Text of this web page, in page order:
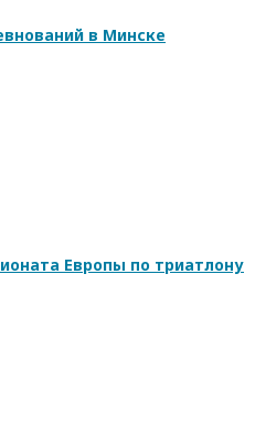
в Минске
Европы по триатлону